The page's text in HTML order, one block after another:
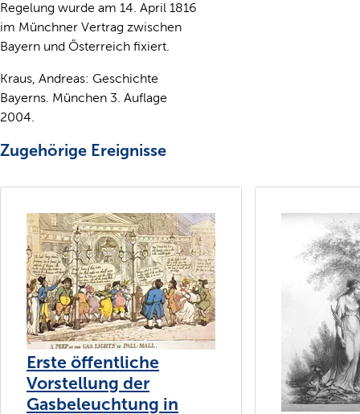
Regelung wurde am 14. April 1816
im Münchner Vertrag zwischen
Bayern und Österreich fixiert.
Kraus, Andreas: Geschichte
Bayerns. München 3. Auflage
2004.
Zugehörige Ereignisse
Erste öffentliche
Vorstellung der
Gasbeleuchtung in